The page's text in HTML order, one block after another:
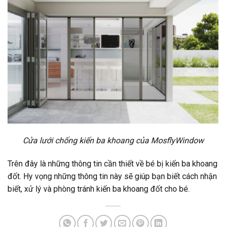
Cửa lưới chống kiến ba khoang của MosflyWindow
Trên đây là những thông tin cần thiết về bé bị kiến ba khoang
đốt. Hy vọng những thông tin này sẽ giúp bạn biết cách nhận
biết, xử lý và phòng tránh kiến ba khoang đốt cho bé.